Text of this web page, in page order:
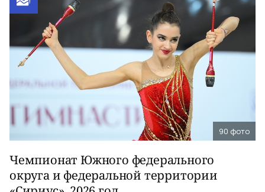
90 фото
Чемпионат Южного федерального
округа и федеральной территории